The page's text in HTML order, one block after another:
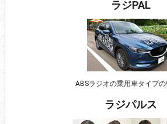
ラジPAL
ABSラジオの乗用車タイプ
ラジパルス